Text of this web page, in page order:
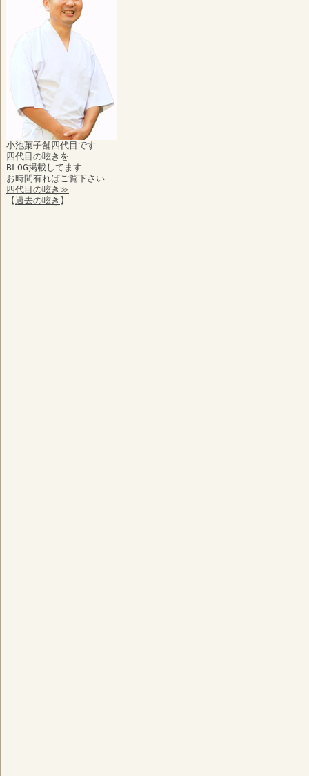
小池菓子舗四代目です
四代目の呟きを
BLOG掲載してます
お時間有ればご覧下さい
四代目の呟き≫
【過去の呟き 】